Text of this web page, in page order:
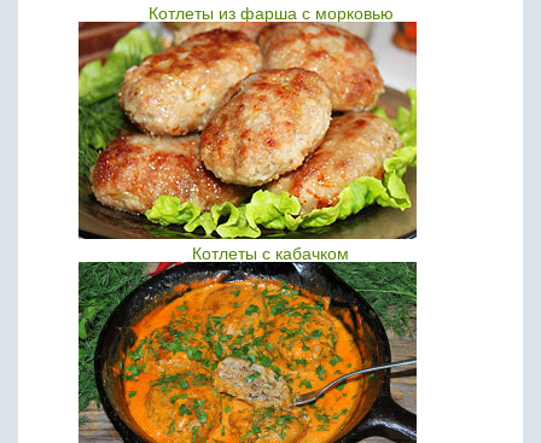
Котлеты из фарша с морковью
Котлеты с кабачком